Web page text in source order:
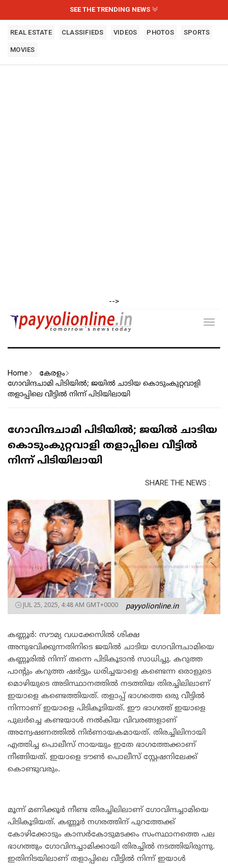
SEE THE TRENDING NEWS
REAL ESTATE CLASSIFIEDS VIDEOS PHOTOS SPORTS
MOVIES
-->
Home കേരളം
ഗോവിന്ദചാമി പിടിയിൽ; ജയിൽ ചാടിയ കൊടുംകുറ്റവാളി
തളാപ്പിലെ വീട്ടിൽ നിന്ന് പിടിയിലായി
ഗോവിന്ദചാമി പിടിയിൽ; ജയിൽ ചാടിയ
കൊടുംകുറ്റവാളി തളാപ്പിലെ വീട്ടിൽ
നിന്ന് പിടിയിലായി
SHARE THE NEWS :
JUL 25, 2025, 4:48 AM GMT+0000 payyolionline.in
കണ്ണൂർ: സൗമ്യ വധക്കേസിൽ ശിക്ഷ
അനുഭവിക്കുന്നതിനിടെ ജയിൽ ചാടിയ ഗോവിന്ദചാമിയെ
കണ്ണൂരിൽ നിന്ന് തന്നെ പിടികൂടാൻ സാധിച്ചു. കറുത്ത
പാൻ്റും കറുത്ത ഷർട്ടും ധരിച്ചയാളെ കണ്ടെന്ന ഒരാളുടെ
മൊഴിയുടെ അടിസ്ഥാനത്തിൽ നടത്തിയ തിരച്ചിലിലാണ്
ഇയാളെ കണ്ടെത്തിയത്. തളാപ്പ് ഭാഗത്തെ ഒരു വീട്ടിൽ
നിന്നാണ് ഇയാളെ പിടികൂടിയത്. ഈ ഭാഗത്ത് ഇയാളെ
പുലർച്ചെ കണ്ടയാൾ നൽകിയ വിവരങ്ങളാണ്
അന്വേഷണത്തിൽ നിർണായകമായത്. തിരച്ചിലിനായി
എത്തിച്ച പൊലീസ് നായയും ഇതേ ഭാഗത്തേക്കാണ്
നീങ്ങിയത്. ഇയാളെ ടൗൺ പൊലീസ് സ്റ്റേഷനിലേക്ക്
കൊണ്ടുവരും.
മൂന്ന് മണിക്കൂർ നീണ്ട തിരച്ചിലിലാണ് ഗോവിന്ദച്ചാമിയെ
പിടികൂടിയത്. കണ്ണൂർ നഗരത്തിന് പുറത്തേക്ക്
കോഴിക്കോടും കാസർകോടുമടക്കം സംസ്ഥാനത്തെ പല
ഭാഗത്തും ഗോവിന്ദച്ചാമിക്കായി തിരച്ചിൽ നടത്തിയിരുന്നു.
ഇതിനിടയിലാണ് തളാപ്പിലെ വീട്ടിൽ നിന്ന് ഇയാൾ